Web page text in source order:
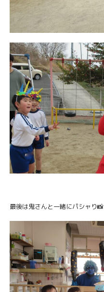
最後は鬼さんと一緒にパシャり📸